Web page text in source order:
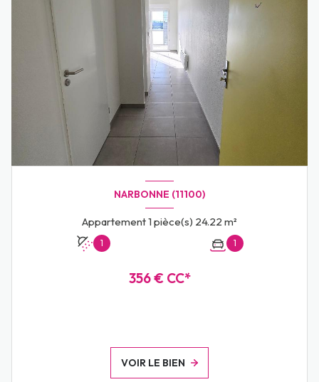
NARBONNE (11100)
Appartement 1 pièce(s) 24.22 m²
1 1
356 € CC*
VOIR LE BIEN